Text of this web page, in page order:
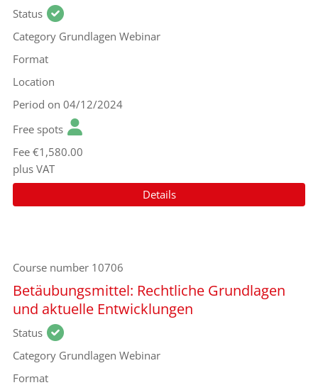
Status
Category Grundlagen Webinar
Format
Location
Period on 04/12/2024
Free spots
Fee €1,580.00
plus VAT
Details
Course number 10706
Betäubungsmittel: Rechtliche Grundlagen
und aktuelle Entwicklungen
Status
Category Grundlagen Webinar
Format